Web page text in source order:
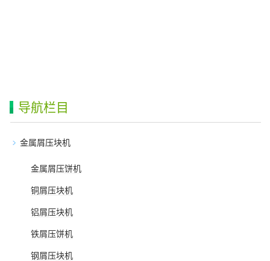
导航栏目
金属屑压块机
金属屑压饼机
铜屑压块机
铝屑压块机
铁屑压饼机
钢屑压块机